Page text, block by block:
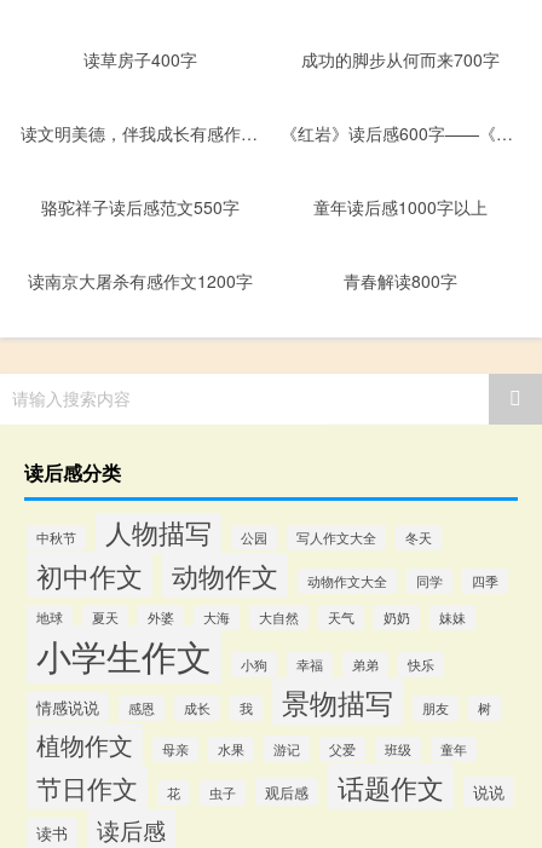
读草房子400字 成功的脚步从何而来700字
读文明美德，伴我成长有感作文600字 《红岩》读后感600字——《红岩》与重庆
骆驼祥子读后感范文550字 童年读后感1000字以上
读南京大屠杀有感作文1200字 青春解读800字
请输入搜索内容
读后感分类
中秋节 人物描写 公园 写人作文大全 冬天
初中作文 动物作文 动物作文大全 同学
四季
地球
夏天 外婆 大海 大自然 天气 奶奶 妹妹
小学生作文 小狗 幸福 弟弟 快乐
情感说说 感恩 成长 我 景物描写 朋友 树
植物作文 母亲 水果 游记 父爱 班级 童年
节日作文 花 虫子 观后感 话题作文
说说
读书
读后感